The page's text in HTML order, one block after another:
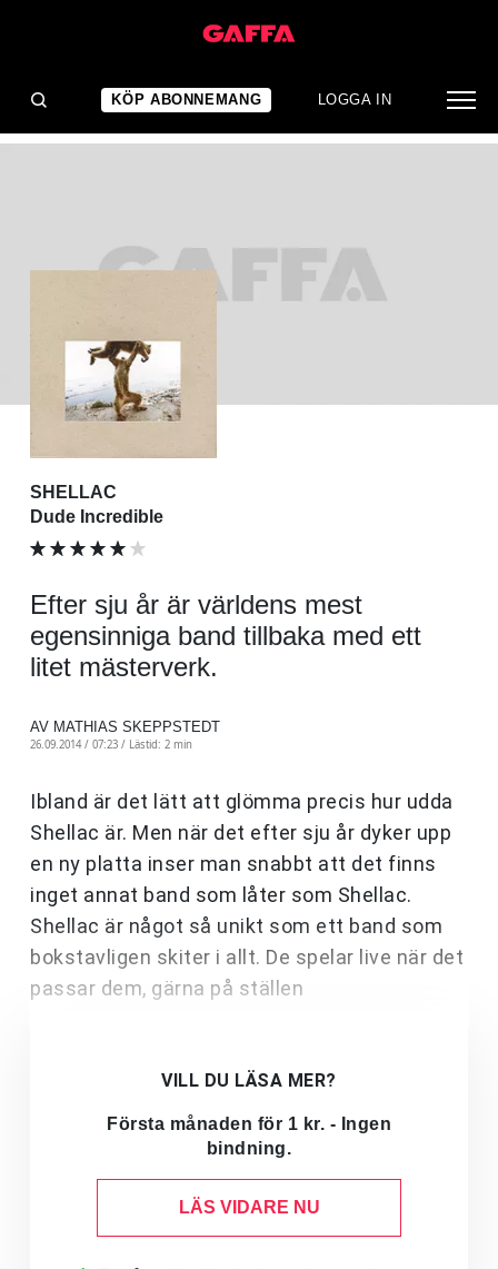
KÖP ABONNEMANG LOGGA IN
ALBUMRECENSION
Shellac: Dude Incredible
SHELLAC
Dude Incredible
Efter sju år är världens mest
egensinniga band tillbaka med ett
litet mästerverk.
AV MATHIAS SKEPPSTEDT
26.09.2014 / 07:23 / Lästid: 2 min
Ibland är det lätt att glömma precis hur udda
Shellac är. Men när det efter sju år dyker upp
en ny platta inser man snabbt att det finns
inget annat band som låter som Shellac.
Shellac är något så unikt som ett band som
bokstavligen skiter i allt. De spelar live när det
passar dem, gärna på ställen
VILL DU LÄSA MER?
Första månaden för 1 kr. - Ingen
bindning.
LÄS VIDARE NU